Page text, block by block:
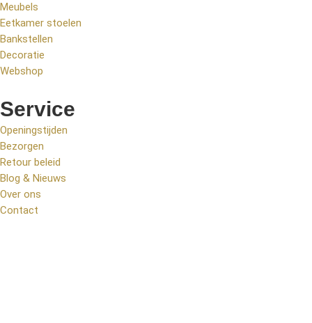
Meubels
Eetkamer stoelen
Bankstellen
Decoratie
Webshop
Service
Openingstijden
Bezorgen
Retour beleid
Blog & Nieuws
Over ons
Contact